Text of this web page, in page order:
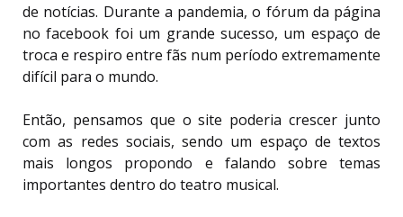
de notícias. Durante a pandemia, o fórum da página
no facebook foi um grande sucesso, um espaço de
troca e respiro entre fãs num período extremamente
difícil para o mundo.
Então, pensamos que o site poderia crescer junto
com as redes sociais, sendo um espaço de textos
mais longos propondo e falando sobre temas
importantes dentro do teatro musical.